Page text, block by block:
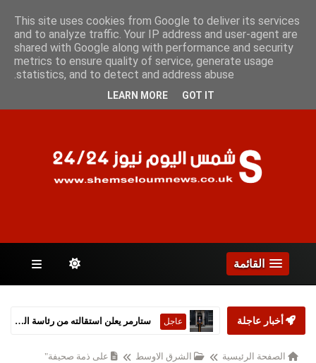
الصفحات
القائمة
أخبار عاجلة عاجل ستارمر يعلن استقالته من رئاسة الحكومة البريطانية
الصفحة الرئيسية الشرق الاوسط
على ذمة صحيفة"
This site uses cookies from Google to deliver its services
and to analyze traffic. Your IP address and user-agent are
shared with Google along with performance and security
metrics to ensure quality of service, generate usage
statistics, and to detect and address abuse.
LEARN MORE GOT IT